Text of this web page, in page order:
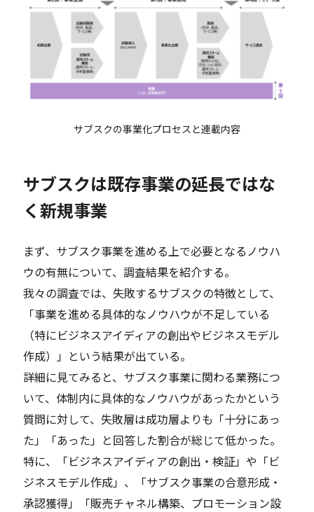
サブスクの事業化プロセスと連載内容
サブスクは既存事業の延長ではな
く新規事業
まず、サブスク事業を進める上で必要となるノウハ
ウの有無について、調査結果を紹介する。
我々の調査では、失敗するサブスクの特徴として、
「事業を進める具体的なノウハウが不足している
（特にビジネスアイディアの創出やビジネスモデル
作成）」という結果が出ている。
詳細に見てみると、サブスク事業に関わる業務につ
いて、体制内に具体的なノウハウがあったかという
質問に対して、失敗層は成功層よりも「十分にあっ
た」「あった」と回答した割合が総じて低かった。
特に、「ビジネスアイディアの創出・検証」や「ビ
ジネスモデル作成」、「サブスク事業の合意形成・
承認獲得」「販売チャネル構築、プロモーション設